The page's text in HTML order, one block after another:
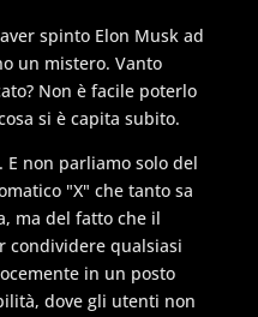
spinto Elon Musk ad
un mistero. Vanto
Non è facile poterlo
si è capita subito.
non parliamo solo del
"X" che tanto sa
ma del fatto che il
condividere qualsiasi
in un posto
dove gli utenti non